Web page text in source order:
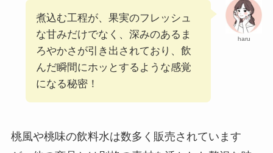
haru
煮込む工程が、果実のフレッシュ
な甘みだけでなく、深みのあるま
ろやかさが引き出されており、飲
んだ瞬間にホッとするような感覚
になる秘密！
桃風や桃味の飲料水は数多く販売されています